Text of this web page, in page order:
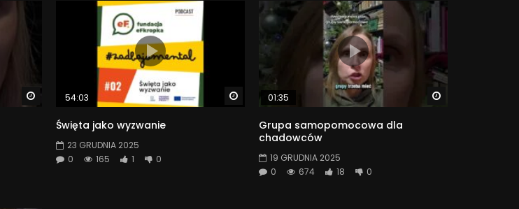
Watch Later Watch Later
54:03
Święta jako wyzwanie
23 GRUDNIA 2025
0
165 1 0
01:35
Grupa samopomocowa dla
chadowców
19 GRUDNIA 2025
0
674 18 0